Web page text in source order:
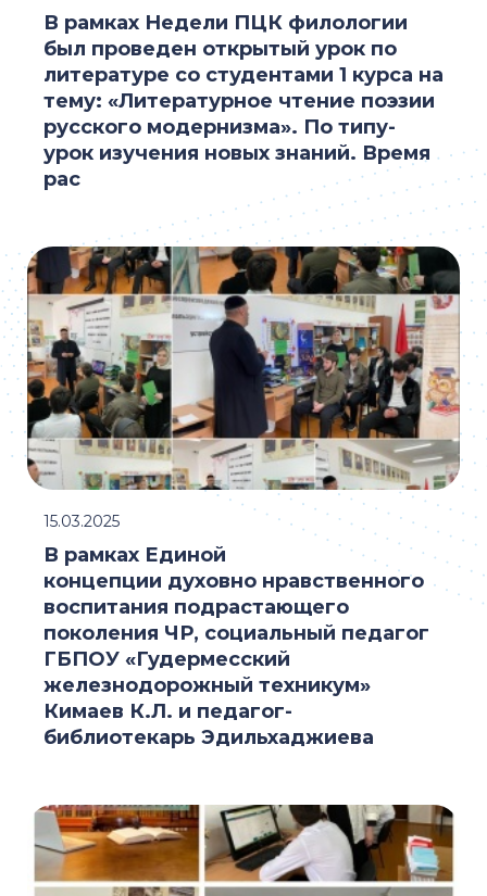
В рамках Недели ПЦК филологии
был проведен открытый урок по
литературе со студентами 1 курса на
тему: «Литературное чтение поэзии
русского модернизма». По типу-
урок изучения новых знаний. Время
рас
В рамках Единой
концепции духовно нравственного
воспитания подрастающего
поколения ЧР, социальный педагог
ГБПОУ «Гудермесский
железнодорожный техникум»
Кимаев К.Л. и педагог-
библиотекарь Эдильхаджиева
15.03.2025